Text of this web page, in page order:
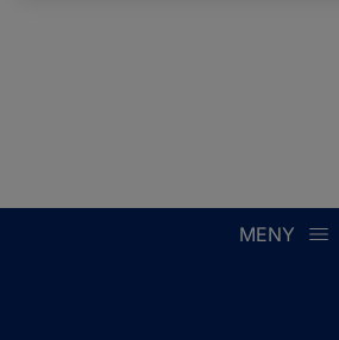
MENY